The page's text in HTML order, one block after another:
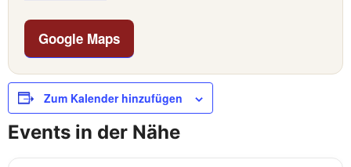
Google Maps
Zum Kalender hinzufügen
Events in der Nähe